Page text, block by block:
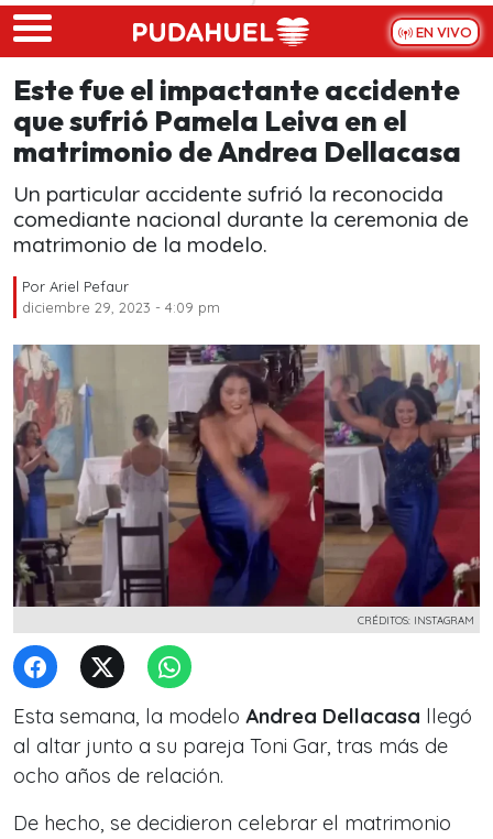
Skip to main content
EN VIVO
Este fue el impactante accidente
que sufrió Pamela Leiva en el
matrimonio de Andrea Dellacasa
Un particular accidente sufrió la reconocida
comediante nacional durante la ceremonia de
matrimonio de la modelo.
Por Ariel Pefaur
diciembre 29, 2023 - 4:09 pm
CRÉDITOS: INSTAGRAM
Esta semana, la modelo Andrea Dellacasa llegó
al altar junto a su pareja Toni Gar, tras más de
ocho años de relación.
De hecho, se decidieron celebrar el matrimonio